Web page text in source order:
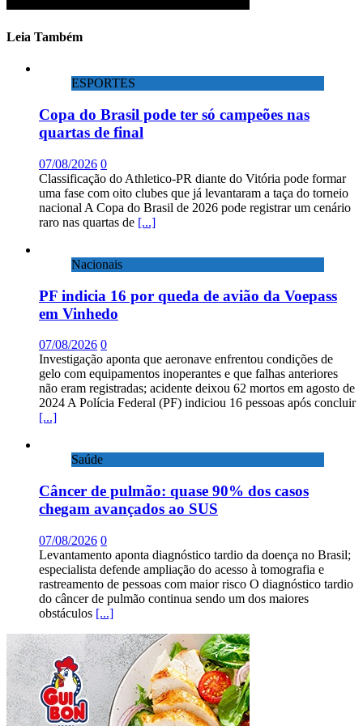
Leia Também
ESPORTES
Copa do Brasil pode ter só campeões nas
quartas de final
07/08/2026 0
Classificação do Athletico-PR diante do Vitória pode formar
uma fase com oito clubes que já levantaram a taça do torneio
nacional A Copa do Brasil de 2026 pode registrar um cenário
raro nas quartas de [...]
Nacionais
PF indicia 16 por queda de avião da Voepass
em Vinhedo
07/08/2026 0
Investigação aponta que aeronave enfrentou condições de
gelo com equipamentos inoperantes e que falhas anteriores
não eram registradas; acidente deixou 62 mortos em agosto de
2024 A Polícia Federal (PF) indiciou 16 pessoas após concluir
[...]
Saúde
Câncer de pulmão: quase 90% dos casos
chegam avançados ao SUS
07/08/2026 0
Levantamento aponta diagnóstico tardio da doença no Brasil;
especialista defende ampliação do acesso à tomografia e
rastreamento de pessoas com maior risco O diagnóstico tardio
do câncer de pulmão continua sendo um dos maiores
obstáculos [...]